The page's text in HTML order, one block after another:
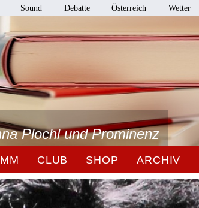
Sound Debatte Österreich Wetter
Plochl und Prominenz
CLUB SHOP ARCHIV